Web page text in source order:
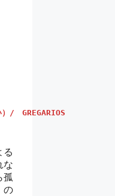
/　GREGARIOS
る
な
孤
の